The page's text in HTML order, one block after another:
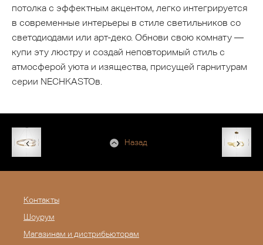
потолка с эффектным акцентом, легко интегрируется
в современные интерьеры в стиле светильников со
светодиодами или арт-деко. Обнови свою комнату —
купи эту люстру и создай неповторимый стиль с
атмосферой уюта и изящества, присущей гарнитурам
серии NECHKASTOв.
Назад
Контакты
Шоурум
Магазинам и дистрибьюторам